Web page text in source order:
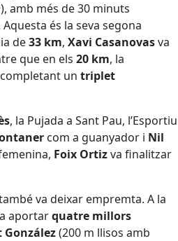
amb més de 30 minuts
és la seva segona
de33 km, Xavi Casanovasva
que en els 20 km, la
un triplet
, la Pujada a Sant Pau, l’Esportiu
com a guanyador i Nil
Foix Ortizva finalitzar
va deixar empremta. A la
aportarquatre millors
González(200 m llisos amb